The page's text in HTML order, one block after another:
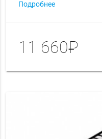
Подробнее
11 660₽